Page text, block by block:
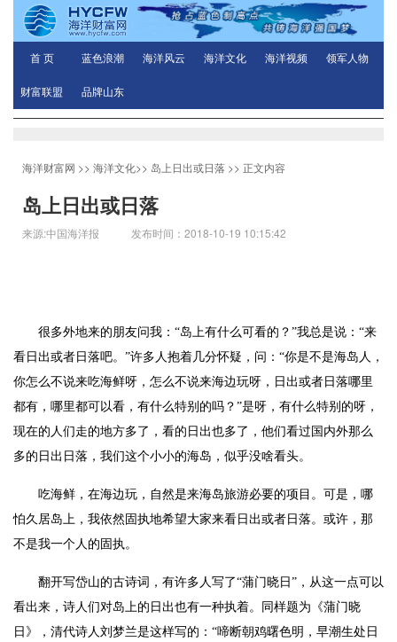
首 页 蓝色浪潮 海洋风云 海洋文化 海洋视频 领军人物
财富联盟 品牌山东
海洋财富网 >> 海洋文化>> 岛上日出或日落 >> 正文内容
岛上日出或日落
来源:中国海洋报 发布时间：2018-10-19 10:15:42
很多外地来的朋友问我：“岛上有什么可看的？”我总是说：“来
看日出或者日落吧。”许多人抱着几分怀疑，问：“你是不是海岛人，
你怎么不说来吃海鲜呀，怎么不说来海边玩呀，日出或者日落哪里
都有，哪里都可以看，有什么特别的吗？”是呀，有什么特别的呀，
现在的人们走的地方多了，看的日出也多了，他们看过国内外那么
多的日出日落，我们这个小小的海岛，似乎没啥看头。
吃海鲜，在海边玩，自然是来海岛旅游必要的项目。可是，哪
怕久居岛上，我依然固执地希望大家来看日出或者日落。或许，那
不是我一个人的固执。
翻开写岱山的古诗词，有许多人写了“蒲门晓日”，从这一点可以
看出来，诗人们对岛上的日出也有一种执着。同样题为《蒲门晓
日》，清代诗人刘梦兰是这样写的：“啼断朝鸡曙色明，早潮生处日